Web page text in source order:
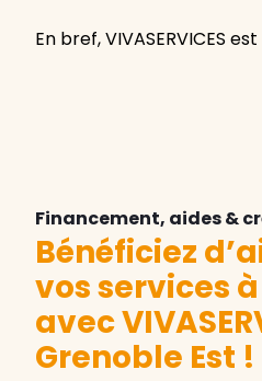
En bref, VIVASERVICES
Financement, aides &
Bénéficiez
vos services
avec
Grenoble Est !